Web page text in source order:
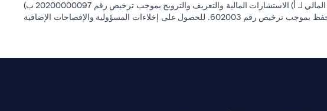
سيتي بنك إن إيه الإمارات العربية المتحدة مرخص من هيئة الأوراق المالية والسلع في الإمارات العربية المتحدة ("SCA") للقيام بالنشاط المالي لـ أ) الاستشارات المالية والتعريف والترويج بموجب ترخيص رقم 20200000097 ب)
وسيط تداول في الأسواق الدولية بموجب ترخيص رقم 20200000198 ج) إدارة المحافظ بموجب ترخيص رقم 20200000240 د) الحفظ بموجب ترخيص رقم 602003. للحصول على إخلاءات المسؤولية والإفصاحات الإضافية